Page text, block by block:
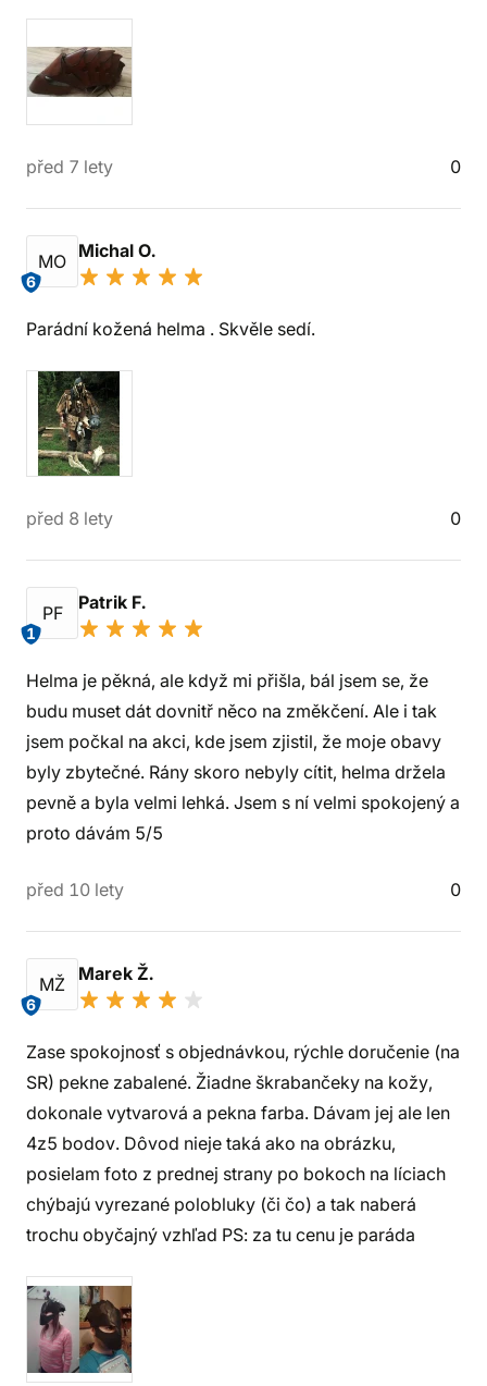
před 7 lety 0
MO
6
Michal O.
Parádní kožená helma . Skvěle sedí.
před 8 lety 0
PF
1
Patrik F.
Helma je pěkná, ale když mi přišla, bál jsem se, že
budu muset dát dovnitř něco na změkčení. Ale i tak
jsem počkal na akci, kde jsem zjistil, že moje obavy
byly zbytečné. Rány skoro nebyly cítit, helma držela
pevně a byla velmi lehká. Jsem s ní velmi spokojený a
proto dávám 5/5
před 10 lety 0
MŽ
6
Marek Ž.
Zase spokojnosť s objednávkou, rýchle doručenie (na
SR) pekne zabalené. Žiadne škrabančeky na kožy,
dokonale vytvarová a pekna farba. Dávam jej ale len
4z5 bodov. Dôvod nieje taká ako na obrázku,
posielam foto z prednej strany po bokoch na líciach
chýbajú vyrezané polobluky (či čo) a tak naberá
trochu obyčajný vzhľad PS: za tu cenu je paráda